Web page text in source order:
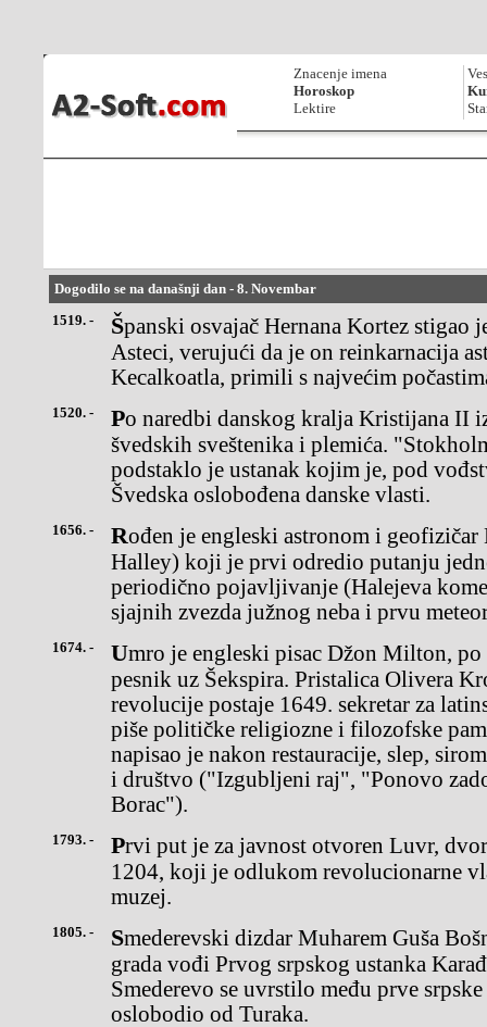
Znacenje imena
Horoskop
Lektire
Dogodilo se na današnji dan - 8. Novembar
1519. -
Španski osvajač Hernana Kortez stigao je u Meksiko, gde su ga
Asteci, verujući da je on reinkarnacija
Kecalkoatla, primili s najvećim
1520. - Po naredbi danskog kralja Kristijana II izvršen je pokolj više od 80
švedskih sveštenika i plemića.
podstaklo je ustanak kojim je, pod
Švedska oslobođena danske vlasti.
1656. - Rođen je engleski astronom i geofizičar Edmond Halej, (Edmond
Halley) koji je prvi odredio putanju
periodično pojavljivanje (Halejeva
sjajnih zvezda južnog neba i prvu
1674. - Umro je engleski pisac Džon Milton, po mnogima najveći engleski
pesnik uz Šekspira. Pristalica Olivera
revolucije postaje 1649. sekretar za
piše političke religiozne i filozofske
napisao je nakon restauracije, slep,
i društvo ("Izgubljeni raj", "Ponovo
Borac").
1793. - Prvi put je za javnost otvoren Luvr, dvorac francuskih kraljeva od
1204, koji je odlukom revolucionarne
muzej.
1805. - Smederevski dizdar Muharem Guša Bošnjak predao je ključeve
grada vođi Prvog srpskog ustanka
Smederevo se uvrstilo među prve
oslobodio od Turaka.